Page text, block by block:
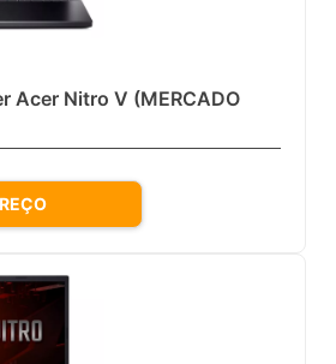
Acer Nitro V (MERCADO